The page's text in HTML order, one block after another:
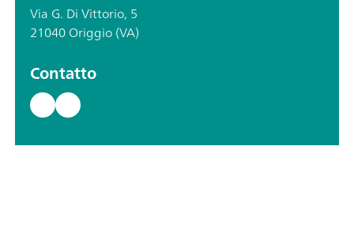
Via G. Di Vittorio, 5
21040 Origgio (VA)
Contatto